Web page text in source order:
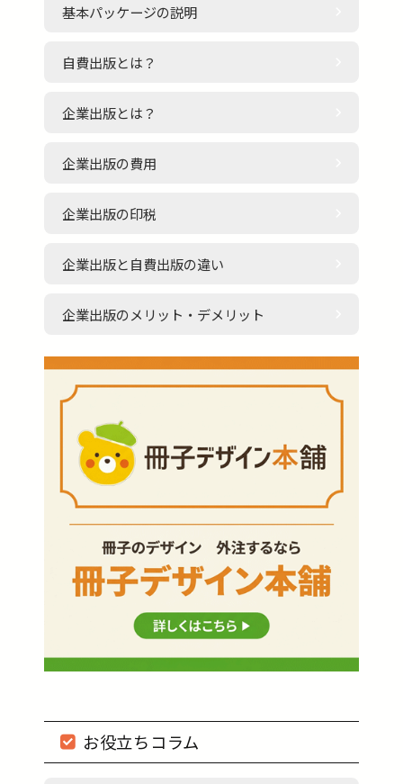
基本パッケージの説明
自費出版とは？
企業出版とは？
企業出版の費用
企業出版の印税
企業出版と自費出版の違い
企業出版のメリット・デメリット
お役立ちコラム